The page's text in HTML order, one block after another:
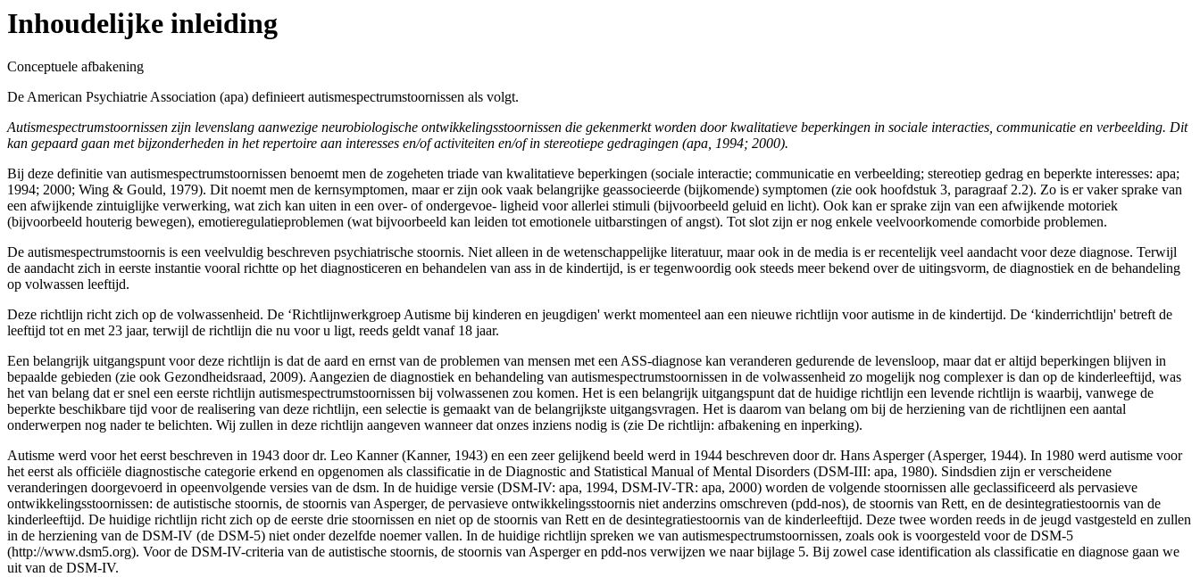
Inhoudelijke inleiding
Conceptuele afbakening
De American Psychiatrie Association (apa) definieert autismespectrumstoornissen als volgt.
Autismespectrumstoornissen zijn levenslang aanwezige neurobiologische ontwikkelingsstoornissen die gekenmerkt worden door kwalitatieve beperkingen in sociale interacties, communicatie en verbeelding. Dit
kan gepaard gaan met bijzonderheden in het repertoire aan interesses en/of activiteiten en/of in stereotiepe gedragingen (apa, 1994; 2000).
Bij deze definitie van autismespectrumstoornissen benoemt men de zoge­heten triade van kwalitatieve beperkingen (sociale interactie; communi­catie en verbeelding; stereotiep gedrag en beperkte interesses: apa;
1994; 2000; Wing & Gould, 1979). Dit noemt men de kernsymptomen, maar er zijn ook vaak belangrijke geassocieerde (bijkomende) symptomen (zie ook hoofdstuk 3, paragraaf 2.2). Zo is er vaker sprake van
een afwijkende zintuiglijke verwerking, wat zich kan uiten in een over- of ondergevoe- ligheid voor allerlei stimuli (bijvoorbeeld geluid en licht). Ook kan er sprake zijn van een afwijkende motoriek
(bijvoorbeeld houterig bewegen), emotieregulatieproblemen (wat bijvoorbeeld kan leiden tot emotionele uitbarstingen of angst). Tot slot zijn er nog enkele veelvoorkomende comorbide problemen.
De autismespectrumstoornis is een veelvuldig beschreven psychiatri­sche stoornis. Niet alleen in de wetenschappelijke literatuur, maar ook in de media is er recentelijk veel aandacht voor deze diagnose. Terwijl
de aandacht zich in eerste instantie vooral richtte op het diagnosticeren en behandelen van ass in de kindertijd, is er tegenwoordig ook steeds meer bekend over de uitingsvorm, de diagnostiek en de behandeling
op volwassen leeftijd.
Deze richtlijn richt zich op de volwassenheid. De ‘Richtlijnwerkgroep Autisme bij kinderen en jeugdigen' werkt momenteel aan een nieuwe richt­lijn voor autisme in de kindertijd. De ‘kinderrichtlijn' betreft de
leeftijd tot en met 23 jaar, terwijl de richtlijn die nu voor u ligt, reeds geldt vanaf 18 jaar.
Een belangrijk uitgangspunt voor deze richtlijn is dat de aard en ernst van de problemen van mensen met een ASS-diagnose kan veranderen gedu­rende de levensloop, maar dat er altijd beperkingen blijven in
bepaalde gebieden (zie ook Gezondheidsraad, 2009). Aangezien de diagnostiek en behandeling van autismespectrumstoornissen in de volwassenheid zo mogelijk nog complexer is dan op de kinderleeftijd, was
het van belang dat er snel een eerste richtlijn autismespectrumstoornissen bij volwassenen zou komen. Het is een belangrijk uitgangspunt dat de huidige richtlijn een levende richtlijn is waarbij, vanwege de
beperkte beschikbare tijd voor de realisering van deze richtlijn, een selectie is gemaakt van de belangrijkste uitgangsvragen. Het is daarom van belang om bij de herziening van de richtlijnen een aantal
onderwerpen nog nader te belichten. Wij zullen in deze richtlijn aangeven wanneer dat onzes inziens nodig is (zie De richtlijn: afbakening en inperking).
Autisme werd voor het eerst beschreven in 1943 door dr. Leo Kanner (Kanner, 1943) en een zeer gelijkend beeld werd in 1944 beschreven door dr. Hans Asperger (Asperger, 1944). In 1980 werd autisme voor
het eerst als officiële diagnostische categorie erkend en opgenomen als classificatie in de Diagnostic and Statistical Manual of Mental Disorders (DSM-III: apa, 1980). Sindsdien zijn er verscheidene
veranderingen doorgevoerd in opeenvolgende versies van de dsm. In de huidige versie (DSM-IV: apa, 1994, DSM-IV-TR: apa, 2000) worden de volgende stoornissen alle geclassi­ficeerd als pervasieve
ontwikkelingsstoornissen: de autistische stoornis, de stoornis van Asperger, de pervasieve ontwikkelingsstoornis niet anderzins omschreven (pdd-nos), de stoornis van Rett, en de desintegratiestoornis van de
kinderleeftijd. De huidige richtlijn richt zich op de eerste drie stoor­nissen en niet op de stoornis van Rett en de desintegratiestoornis van de kinderleeftijd. Deze twee worden reeds in de jeugd vastgesteld en zullen
in de herziening van de DSM-IV (de DSM-5) niet onder dezelfde noemer vallen. In de huidige richtlijn spreken we van autismespectrumstoornissen, zoals ook is voorgesteld voor de DSM-5
(http://www.dsm5.org). Voor de DSM-IV-criteria van de autistische stoornis, de stoornis van Asperger en pdd-nos verwijzen we naar bijlage 5. Bij zowel case identification als classificatie en diagnose gaan we
uit van de DSM-IV.